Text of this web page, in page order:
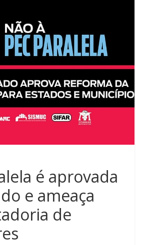
é aprovada
e ameaça
de